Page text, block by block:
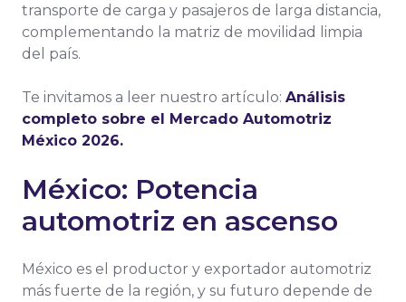
transporte de carga y pasajeros de larga distancia,
complementando la matriz de movilidad limpia
del país.
Te invitamos a leer nuestro artículo: Análisis
completo sobre el Mercado Automotriz
México 2026.
México: Potencia
automotriz en ascenso
México es el productor y exportador automotriz
más fuerte de la región, y su futuro depende de